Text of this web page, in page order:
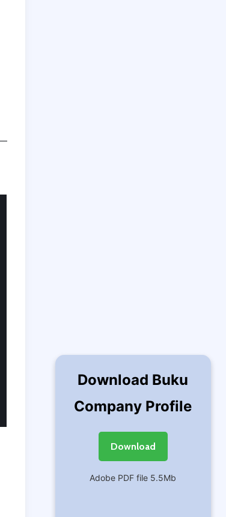
Download Buku
Company Profile
Download
Adobe PDF file 5.5Mb